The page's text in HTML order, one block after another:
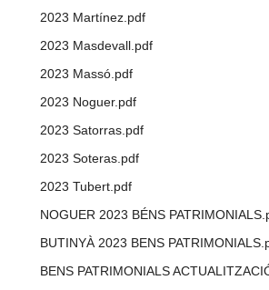
2023 Martínez.pdf
2023 Masdevall.pdf
2023 Massó.pdf
2023 Noguer.pdf
2023 Satorras.pdf
2023 Soteras.pdf
2023 Tubert.pdf
NOGUER 2023 BÉNS
BUTINYÀ 2023 BENS
BENS PATRIMONIALS